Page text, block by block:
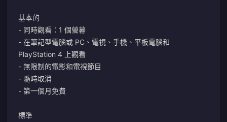
基本的
- 同時觀看：1 個螢幕
- 在筆記型電腦或 PC、電視、手機、平板電腦和
PlayStation 4 上觀看
- 無限制的電影和電視節目
- 隨時取消
- 第一個月免費
標準